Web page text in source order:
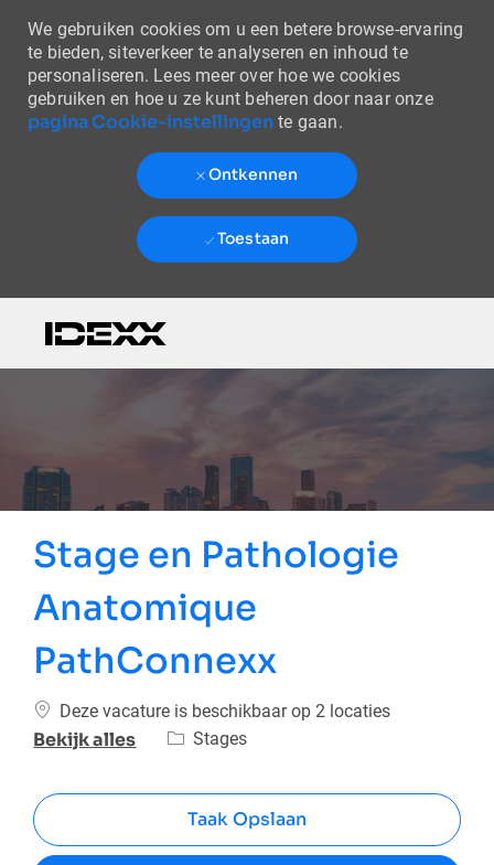
We gebruiken cookies om u een betere browse-ervaring
te bieden, siteverkeer te analyseren en inhoud te
personaliseren. Lees meer over hoe we cookies
gebruiken en hoe u ze kunt beheren door naar onze
pagina Cookie-instellingente gaan.
Ontkennen
Toestaan
Stage en Pathologie
Anatomique
PathConnexx
Deze vacature is beschikbaar op 2 locaties
Bekijk alles Categorie
Stages
Taak Opslaan